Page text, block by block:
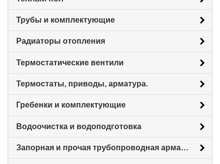
Трубы и комплектующие
Радиаторы отопления
Термостатические вентили
Термостаты, приводы, арматура.
Гребенки и комплектующие
Водоочистка и водоподготовка
Запорная и прочая трубопроводная арматура